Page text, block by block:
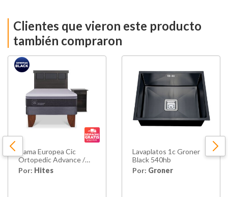
Clientes que vieron este producto
también compraron
Cama Europea Cic
Ortopedic Advance /
1.5 Plazas / Base Normal
+ Set De Maderas
Por: Hites
Lavaplatos 1c Groner
Black 540hb
Por: Groner